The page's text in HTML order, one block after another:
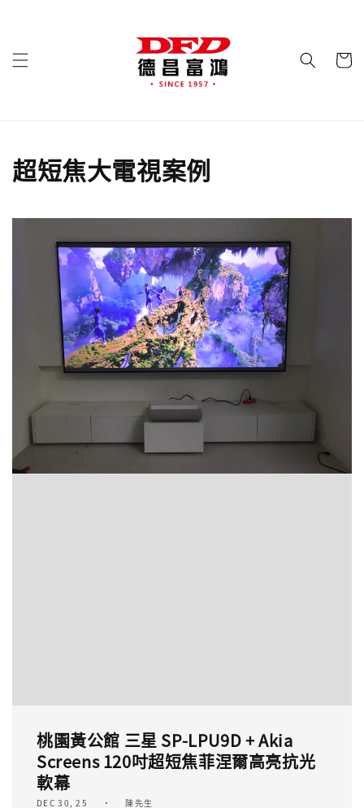
超短焦大電視案例
桃園黃公館 三星 SP-LPU9D + Akia
Screens 120吋超短焦菲涅爾高亮抗光
軟幕
DEC 30, 25 陳先生